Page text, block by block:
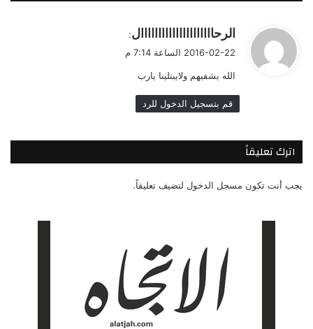
ي
ل
الرحااااااااااااااااااااال:
2016-02-22 الساعة 7:14 م
الله يشفيهم ولايبتلينا يارب
قم بتسجيل الدخول للرد
اترك تعليقاً
يجب أنت تكون مسجل الدخول لتضيف تعليقاً.